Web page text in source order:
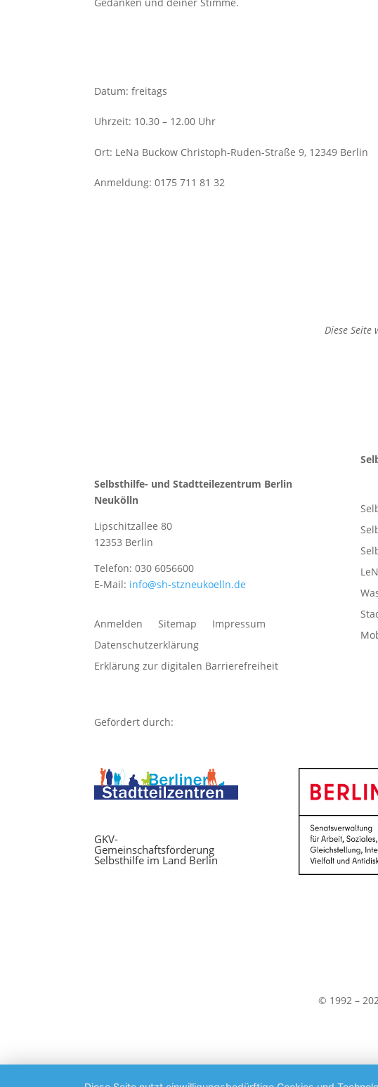
Datum:freitags
Uhrzeit: 10.30 – 12.00 Uhr
Ort: LeNa Buckow Christoph-Ruden-Straße 9, 12349 Berlin
Anmeldung:0175 711 81 32
Diese
Selbsthilfe- und Stadtteilezentrum Berlin
Neukölln
Lipschitzallee 80
12353 Berlin
Telefon: 030 6056600
E-Mail: info@sh-stzneukoelln.de
Anmelden Sitemap
Impressum
Datenschutzerklärung
Erklärung zur digitalen Barrierefreiheit
Gefördert durch:
GKV-
Gemeinschaftsförderung
Selbsthilfe im Land Berlin
© 1992 –